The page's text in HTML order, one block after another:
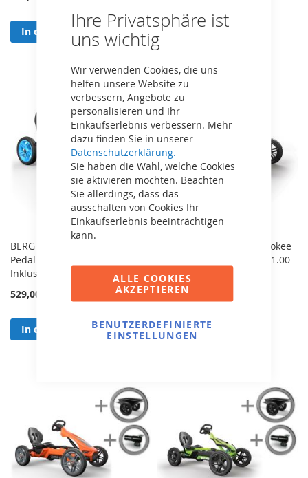
Ihre Privatsphäre ist
uns wichtig
Wir verwenden Cookies, die uns
helfen unsere Website zu
verbessern, Angebote zu
personalisieren und Ihr
Einkaufserlebnis verbessern. Mehr
dazu finden Sie in unserer
Datenschutzerklärung.
Sie haben die Wahl, welche Cookies
sie aktivieren möchten. Beachten
Sie allerdings, dass das
ausschalten von Cookies Ihr
Einkaufserlebnis beeinträchtigen
kann.
ALLE COOKIES
AKZEPTIEREN
BENUTZERDEFINIERTE
EINSTELLUNGEN
In den Warenkorb
BERG Rally 2.0 APX Blue BFR
Pedal Gokart 24.40.02.00 -
Inklusive Soundbox!
529,00 €
In den Warenkorb
BERG Rally 2.0 Jeep Cherokee
BFR Pedal Gokart 24.40.11.00 -
Inklusive Soundbox!
569,00 €
In den Warenkorb